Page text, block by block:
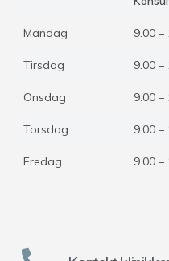
Mandag 9.00 –
Tirsdag 9.00 –
Onsdag 9.00 –
Torsdag 9.00 –
Fredag 9.00 –